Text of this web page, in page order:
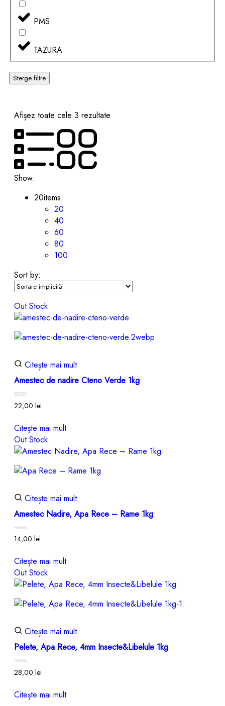
PMS
TAZURA
Sterge filtre
Afișez toate cele 3 rezultate
Show:
20items
20
40
60
80
100
Sort by:
Out Stock
Citește mai mult
Amestec de nadire Cteno Verde 1kg
Evaluat
la
din
5
22,00 lei
Citește mai mult
Out Stock
Citește mai mult
Amestec Nadire, Apa Rece – Rame 1kg
Evaluat
la
din
5
14,00 lei
Citește mai mult
Out Stock
Citește mai mult
Pelete, Apa Rece, 4mm Insecte&Libelule 1kg
Evaluat
la
din
5
28,00 lei
Citește mai mult